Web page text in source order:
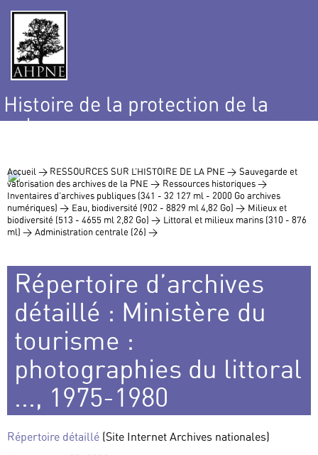
Histoire de la protection de la
nature
Accueil > RESSOURCES SUR L’HISTOIRE DE LA PNE > Sauvegarde et
valorisation des archives de la PNE > Ressources historiques >
Inventaires d’archives publiques (341 - 32 127 ml - 2000 Go archives
numériques) > Eau, biodiversité (902 - 8829 ml 4,82 Go) > Milieux et
biodiversité (513 - 4655 ml 2,82 Go) > Littoral et milieux marins (310 - 876
ml) > Administration centrale (26) >
Répertoire d’archives
détaillé : Ministère du
tourisme :
photographies du littoral
..., 1975-1980
Répertoire détaillé (Site Internet Archives nationales)